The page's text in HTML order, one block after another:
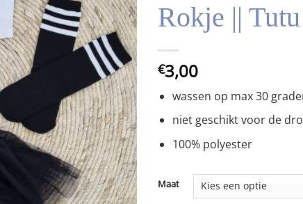
Toevoegen
aan
wenslijst
Rokje ||
€3,00
wassen op max 30
niet geschikt voor de
100% polyester
Maat